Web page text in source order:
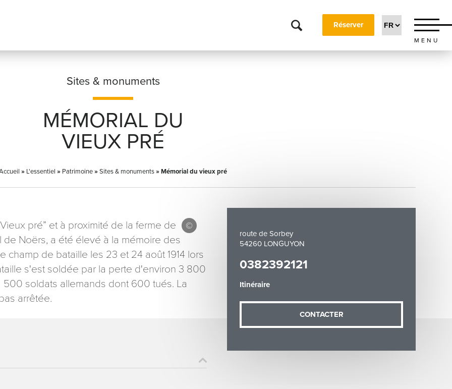
Réserver
MENU
Sites & monuments
MÉMORIAL DU
VIEUX PRÉ
» L'essentiel » Patrimoine»Sites & monuments»Mémorial du vieux pré
route de Sorbey
54260 LONGUYON
0382392121
Itinéraire
CONTACTER
pré” et à proximité de la ferme de
Noërs, a été élevé à la mémoire des
de bataille les 23 et 24 août 1914 lors
s'est soldée par la perte d'environ 3 800
soldats allemands dont 600 tués. La
arrêtée.
Prénom
Adresse email*
recueillies à partir de ce formulaire sont nécessaires au traitement de votre demande (sauf
vous pouvez exercer en adressant une demande par courriel à tourisme@departement54.fr